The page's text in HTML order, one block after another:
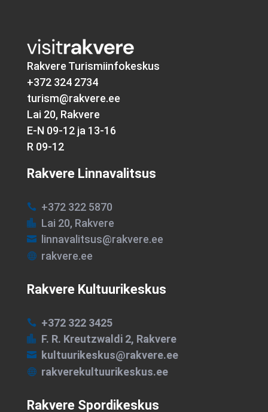
Rakvere Turismiinfokeskus
+372 324 2734
turism@rakvere.ee
Lai 20, Rakvere
E-N 09-12 ja 13-16
R 09-12
Rakvere Linnavalitsus
 +372 322 5870
 Lai 20, Rakvere
 linnavalitsus@rakvere.ee
 rakvere.ee
Rakvere Kultuurikeskus
 +372 322 3425
 F. R. Kreutzwaldi 2, Rakvere
 kultuurikeskus@rakvere.ee
 rakverekultuurikeskus.ee
Rakvere Spordikeskus